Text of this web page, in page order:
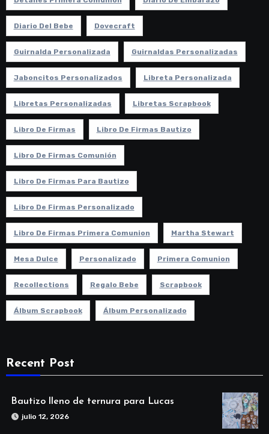
Diario Del Bebe Dovecraft
Guirnalda Personalizada Guirnaldas Personalizadas
Jaboncitos Personalizados Libreta Personalizada
Libretas Personalizadas Libretas Scrapbook
Libro De Firmas Libro De Firmas Bautizo
Libro De Firmas Comunión
Libro De Firmas Para Bautizo
Libro De Firmas Personalizado
Libro De Firmas Primera Comunion Martha Stewart
Mesa Dulce Personalizado Primera Comunion
Recollections Regalo Bebe Scrapbook
Álbum Scrapbook Álbum Personalizado
Recent Post
Bautizo lleno de ternura para Lucas
julio 12, 2026